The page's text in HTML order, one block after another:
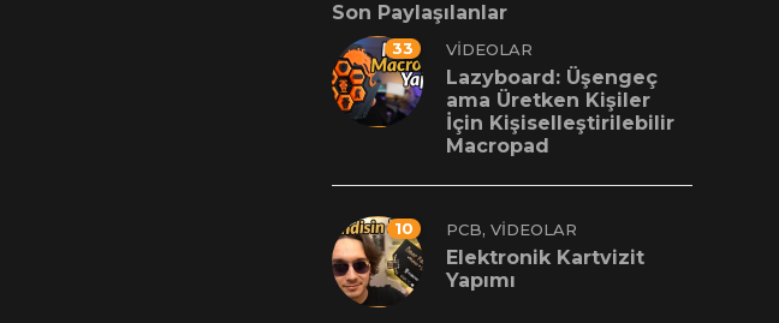
Son Paylaşılanlar
33 VIDEOLAR
Lazyboard: Üşengeç
ama Üretken Kişiler
İçin Kişiselleştirilebilir
Macropad
10 PCB, VIDEOLAR
Elektronik Kartvizit
Yapımı